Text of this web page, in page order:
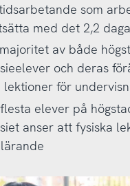
som
med det 2,2
av både
och deras
lektioner för
elever på
anser att fysiska